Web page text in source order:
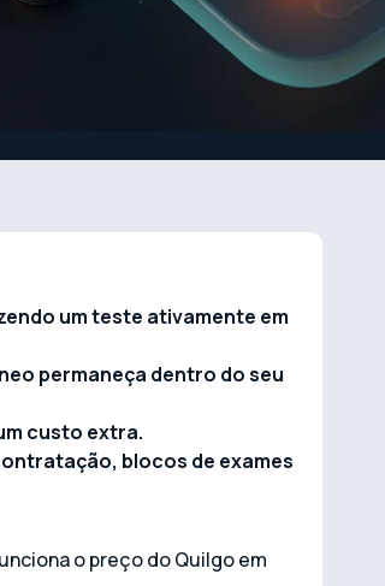
um teste ativamente em
permaneça dentro do seu
custo extra.
blocos de exames
o preço do Quilgo em